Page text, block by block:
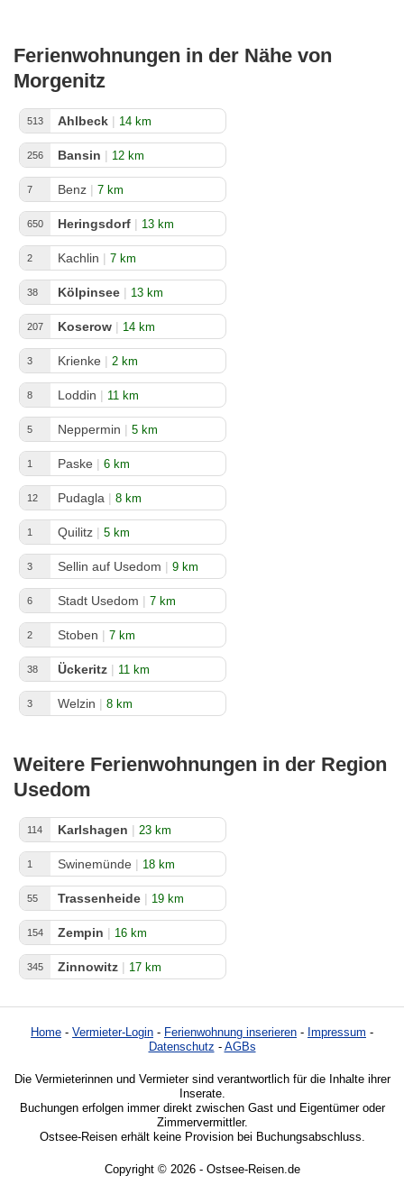
Ferienwohnungen in der Nähe von
Morgenitz
513 Ahlbeck | 14 km
256 Bansin | 12 km
7 Benz | 7 km
650 Heringsdorf | 13 km
2 Kachlin | 7 km
38 Kölpinsee | 13 km
207 Koserow | 14 km
3 Krienke | 2 km
8 Loddin | 11 km
5 Neppermin | 5 km
1 Paske | 6 km
12 Pudagla | 8 km
1 Quilitz | 5 km
3 Sellin auf Usedom | 9 km
6 Stadt Usedom | 7 km
2 Stoben | 7 km
38 Ückeritz | 11 km
3 Welzin | 8 km
Weitere Ferienwohnungen in der Region
Usedom
114 Karlshagen | 23 km
1 Swinemünde | 18 km
55 Trassenheide | 19 km
154 Zempin | 16 km
345 Zinnowitz | 17 km
Home - Vermieter-Login - Ferienwohnung inserieren - Impressum -
Datenschutz - AGBs
Die Vermieterinnen und Vermieter sind verantwortlich für die Inhalte ihrer
Inserate.
Buchungen erfolgen immer direkt zwischen Gast und Eigentümer oder
Zimmervermittler.
Ostsee-Reisen erhält keine Provision bei Buchungsabschluss.
Copyright © 2026 - Ostsee-Reisen.de